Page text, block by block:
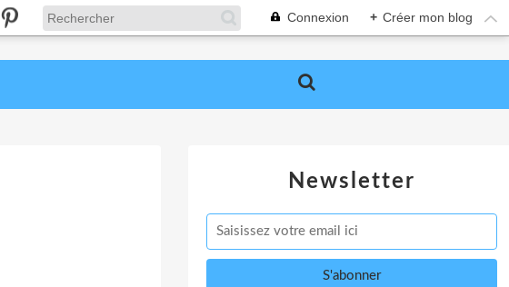
Connexion + Créer mon blog
Newsletter